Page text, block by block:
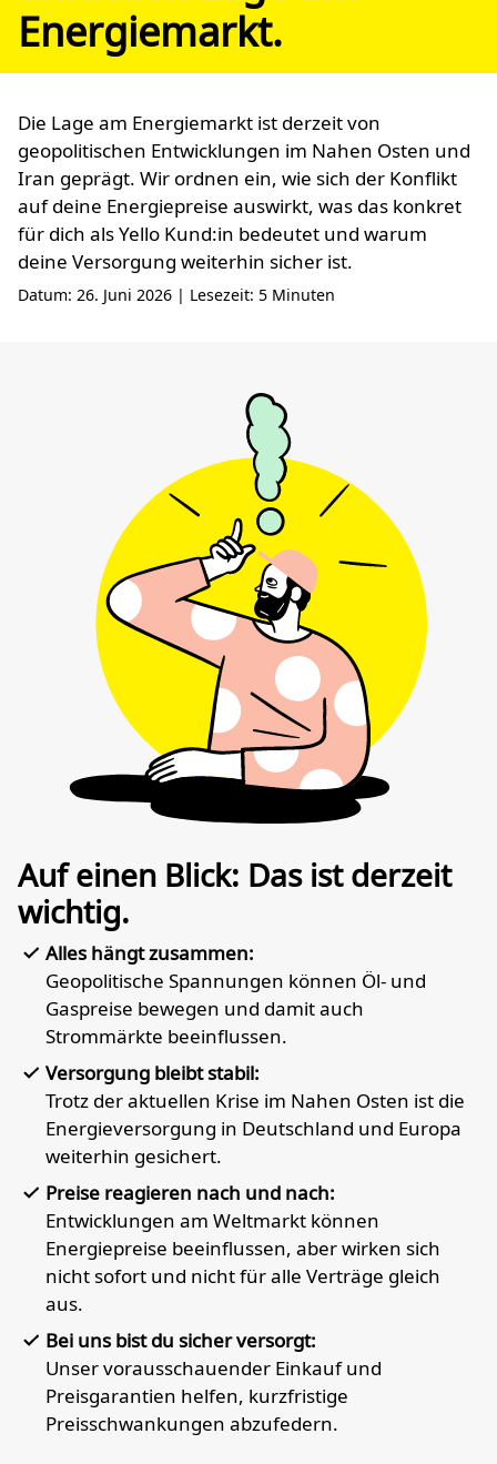
Energiemarkt.
Die Lage am Energiemarkt ist derzeit von
geopolitischen Entwicklungen im Nahen Osten und
Iran geprägt. Wir ordnen ein, wie sich der Konflikt
auf deine Energiepreise auswirkt, was das konkret
für dich als Yello Kund:in bedeutet und warum
deine Versorgung weiterhin sicher ist.
Datum: 26. Juni 2026 | Lesezeit: 5 Minuten
Auf einen Blick: Das ist derzeit
wichtig.
Alles hängt zusammen:
Geopolitische Spannungen können Öl- und
Gaspreise bewegen und damit auch
Strommärkte beeinflussen.
Versorgung bleibt stabil:
Trotz der aktuellen Krise im Nahen Osten ist die
Energieversorgung in Deutschland und Europa
weiterhin gesichert.
Preise reagieren nach und nach:
Entwicklungen am Weltmarkt können
Energiepreise beeinflussen, aber wirken sich
nicht sofort und nicht für alle Verträge gleich
aus.
Bei uns bist du sicher versorgt:
Unser vorausschauender Einkauf und
Preisgarantien helfen, kurzfristige
Preisschwankungen abzufedern.